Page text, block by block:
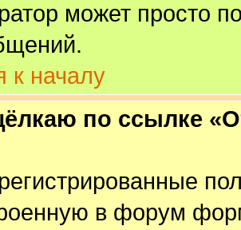
может просто
к началу
по ссылке
в форум